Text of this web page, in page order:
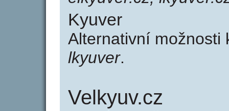
Kyuver
Alternativní
lkyuver.
Velkyuv.cz